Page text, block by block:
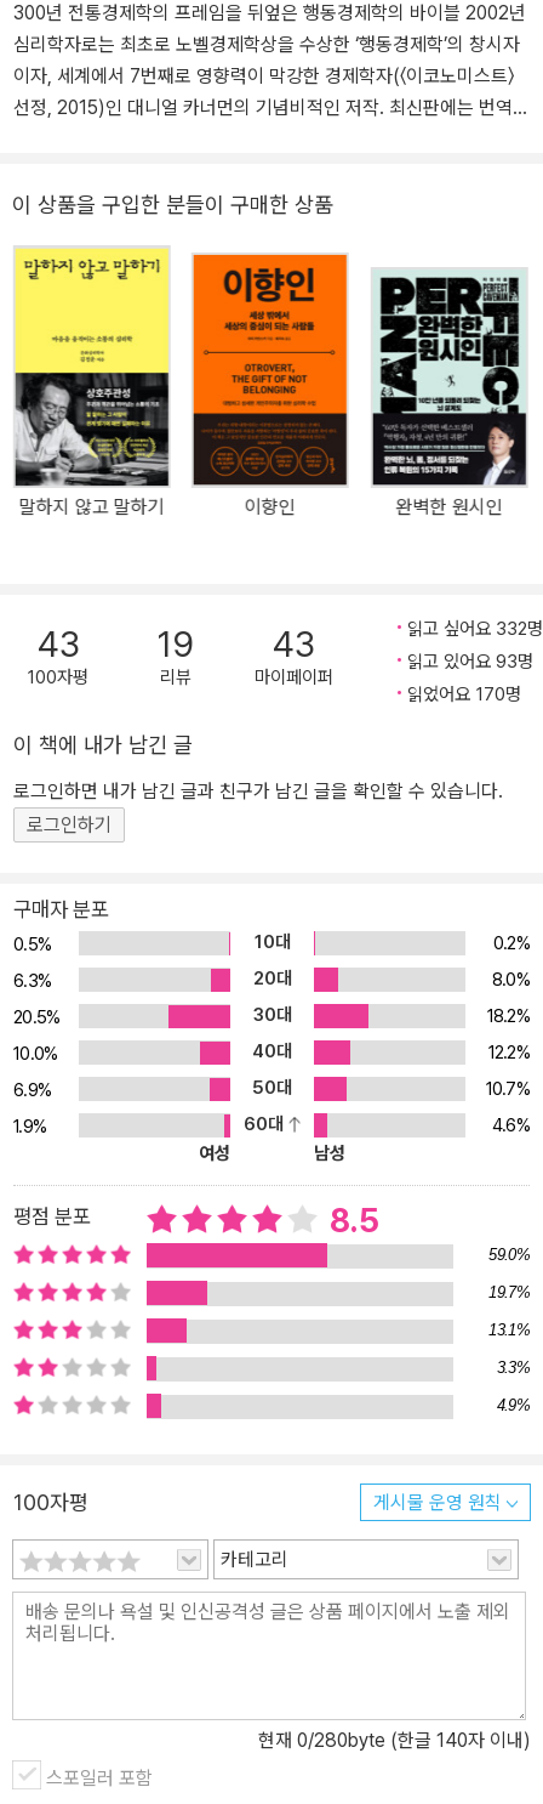
제학의 원년’으로 불린다. 2007년 평생을 심리학에 바쳐 이룩한 탁월
한 기여를 인정받아 미국심리학협회가 수여하는 공로상을 받았다. 2
011년 〈포린 폴리시〉 선정 ‘세계 일류 사상가’, 〈블룸버그〉 선정 ‘세계
금융 분야에서 가장 영향력 있는 50인’에 이름을 올렸다. 2013년에
런 상(1995), 일반심리학에 대한 기여가 인정되어 힐가드 상(1995)
을 수상했다. 주요 저서로 행동경제학의 바이블로 자리매김한 베스트
셀러 《생각에 관한 생각》이 있으며, 다수의 논문을 통해 인간과 사회
300년 전통경제학의 프레임을 뒤엎은 행동경제학의 바이블 2002년
심리학자로는 최초로 노벨경제학상을 수상한 ‘행동경제학’의 창시자
이자, 세계에서 7번째로 영향력이 막강한 경제학자(〈이코노미스트〉
선정, 2015)인 대니얼 카너먼의 기념비적인 저작. 최신판에는 번역과
개한 안서원 서울과학기술대 교수의 추천사를 실어 행동경제학의 탄
다. 심리학과 경제학의 경계를 허문 대니얼 카너먼의 독창적인 사상
의 해석》과 동급의 고전이다!”_나심 탈레브 행동경제학은 새로운 개
념의 경제학이지만, 그 근원에는 심리학이 자리 잡고 있다. 인간을 경
제 및 사회활동의 주체로 정의한 행동경제학에서 가장 중요한 것은
개인으로서의 인간, 그 인간의 행동, 그리고 그 행동을 조종하고 이끄
는 ‘생각’이다. 카너먼은 아모스 트버스키와 함께 1969년부터 지속적
인 협업과 연구를 진행했다. 둘의 논문과 연구는 발표되는 건마다 학
계에 파란과 신선한 충격을 던져주었다. ‘인간의 사고는 시스템적 오
택 이론을 발표했다. ‘판단과 의사결정’에 관한 이 이론으로 인해 행동
경제학이 태동했고, 카너먼은 2002년 노벨경제학상을 받았다. 그리
고 수많은 행동경제학 도서들이 마치 유행처럼 서점가에 우후죽순 쏟
아져 나왔지만 정작 창시자의 책은 없었다. 오랜 기다림 후에 마침내
정치?경제?사회?과학계의 모든 언론의 주목과 극찬을 받았다. 그 책
이 바로 《생각에 관한 생각》(김영사 刊)이다. 이 책에서 카너먼은 인
해 설명한다. 직관을 뜻하는 ‘빠르게 생각하기(fast thinking)'와 이성
을 뜻하는 ’느리게 생각하기(slow thinking)'가 바로 그것이다. 달려
드는 자동차를 피하는 동물적 감각의 순발력, 2+2의 정답, 프랑스의
수도를 떠올리는 것처럼 완전히 자동적인 개념과 기억의 정신활동이
‘빠르게 생각하기’이다. 반면 전문가의 해결책이나 354?687의 정답
처럼 머릿속에 즉시 떠오르지 않는 문제의 답을 심사숙고하여 노력하
는 사고방식이 ‘느리게 생각하기’이다. 이와 같은 빠르게 생각하기와
느리게 생각하기의 차이는 지난 25년 동안 수많은 심리학자들의 단
골 연구 주제였다. 대니얼 카너먼은 ‘시스템 1’과 ‘시스템 2’라는, 빠른
생각과 느린 생각을 유발하는 두 주체의 은유를 들어 흥미로운 인간
의 정신생활을 적나라하게 설명한다. 직관적인 시스템 1은 경험이 제
공하는 것보다 더 큰 영향력을 발휘하며, 우리가 내리는 수많은 선택
과 판단을 은밀하게 조종한다. 이 책은 대부분 시스템 1의 작동 방식,
그리고 시스템 1과 시스템 2 사이의 상호 영향을 마치 두 명의 등장인
물이 나오는 한 편의 사이코드라마처럼 흥미롭게 다루고 있다. 300
년 전통경제학의 프레임을 뒤엎은 행동경제학의 창시자, 대니얼 카너
먼의 첫 대중교양서! 언뜻 보면 어려워 보이는 이 책은 총 5부로 구성
차이를 설명하고 시스템 1의 핵심인 ‘연상 기억’이 우리에게 일어나는
일을 계속 일관성 있게 설명하는 이유를 보여준다. 2부에서는 판단
어림짐작을 다룬 최신 연구 결과를 소개한다. ‘통계적으로 생각하기
가 왜 그토록 어려운가?’라는 의문을 탐색한다. 우리는 연상 능력도
좋고, 비유적으로 생각도 잘하고, 인과관계를 생각할 줄도 알지만, 통
정신의 당혹스러운 한계를 다룬다. 우리는 믿음을 과신하고, 우리가
얼마나 무지한지, 우리가 사는 세상이 얼마나 불확실한지 인정하지
않는다. 그러면서 세상을 이해하는 우리 능력을 과대평가하고, 어떤
이 상품을 구입한 분들이 구매한 상품
말하지 않고 말하기 이향인 완벽한 원시인
43
100자평
19
리뷰
43
마이페이퍼
읽고 싶어요 332명
읽고 있어요 93명
읽었어요 170명
이 책에 내가 남긴 글
로그인하면 내가 남긴 글과 친구가 남긴 글을 확인할 수 있습니다.
로그인하기
구매자 분포
0.5% 10대
0.2%
6.3%
20대
8.0%
20.5%
30대
18.2%
10.0%
40대
12.2%
6.9%
50대
10.7%
1.9%
60대
4.6%
여성
남성
평점 분포 8.5
59.0%
19.7%
13.1%
3.3%
4.9%
100자평 게시물 운영 원칙
카테고리
현재 0/280byte (한글 140자 이내)
스포일러 포함